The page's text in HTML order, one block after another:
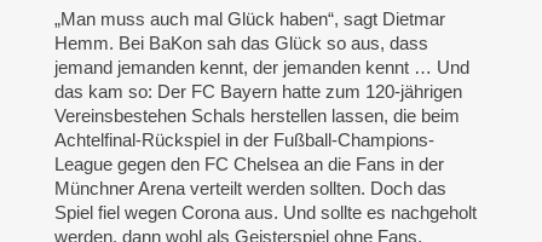
„Man muss auch mal Glück haben“, sagt Dietmar
Hemm. Bei BaKon sah das Glück so aus, dass
jemand jemanden kennt, der jemanden kennt … Und
das kam so: Der FC Bayern hatte zum 120-jährigen
Vereinsbestehen Schals herstellen lassen, die beim
Achtelfinal-Rückspiel in der Fußball-Champions-
League gegen den FC Chelsea an die Fans in der
Münchner Arena verteilt werden sollten. Doch das
Spiel fiel wegen Corona aus. Und sollte es nachgeholt
werden, dann wohl als Geisterspiel ohne Fans.